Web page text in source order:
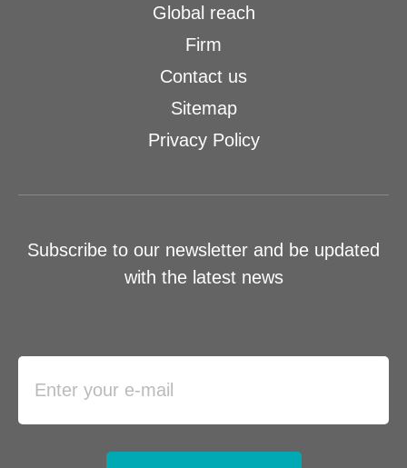
Global reach
Firm
Contact us
Sitemap
Privacy Policy
Subscribe to our newsletter and be updated
with the latest news